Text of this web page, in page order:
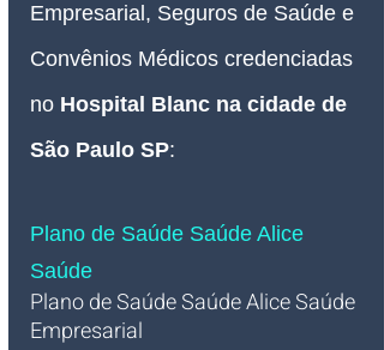
Empresarial, Seguros de Saúde e
Convênios Médicos credenciadas
no Hospital Blanc na cidade de
São Paulo SP:
Plano de Saúde Saúde Alice
Saúde
Plano de Saúde Saúde Alice Saúde
Empresarial